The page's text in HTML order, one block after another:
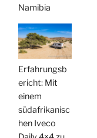
Namibia
Erfahrungsb
ericht: Mit
einem
südafrikanisc
hen Iveco